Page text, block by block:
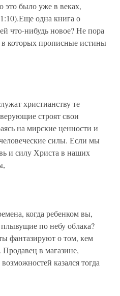
это было уже в веках,
одна книга о
что-нибудь новое? Не пора
в которых прописные истины
христианству те
строят свои
на мирские ценности и
силы. Если мы
и силу Христа в наших
когда ребенком вы,
по небу облака?
фантазируют о том, кем
Продавец в магазине,
казался тогда